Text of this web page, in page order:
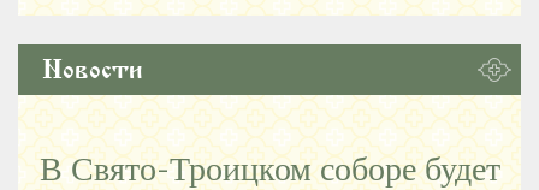
Новости
В Свято-Троицком соборе будет